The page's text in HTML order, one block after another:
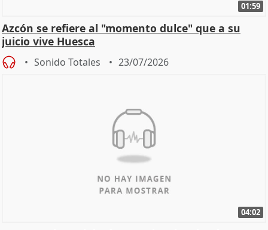
01:59
Azcón se refiere al "momento dulce" que a su
juicio vive Huesca
Sonido Totales 23/07/2026
04:02